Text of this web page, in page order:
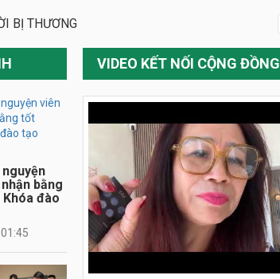
BỊ THƯƠNG
bằng
đào
VIDEO KẾT NỐI CỘNG ĐỒNG